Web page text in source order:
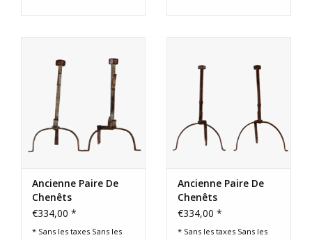
Ancienne Paire De
Chenêts
€334,00 *
* Sans les taxes Sans les
Ancienne Paire De
Chenêts
€334,00 *
* Sans les taxes Sans les